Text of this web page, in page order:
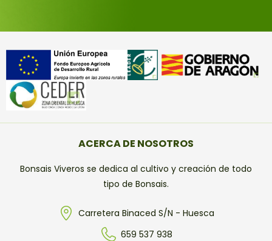
ACERCA DE NOSOTROS
Bonsais Viveros se dedica al cultivo y creación de todo
tipo de Bonsais.
Carretera Binaced S/N - Huesca
659 537 938